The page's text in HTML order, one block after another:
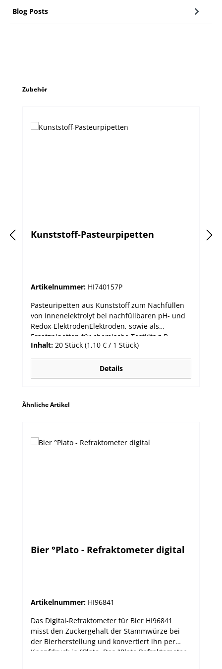
Blog Posts
Produktgalerie überspringen
Zubehör
Kunststoff-Pasteurpipetten
Artikelnummer: HI740157P
Pasteuripetten aus Kunststoff zum Nachfüllen
von Innenelektrolyt bei nachfüllbaren pH- und
Redox-ElektrodenElektroden, sowie als
Ersatzpipetten für chemische Testkits z.B.
Glykoltestkit HI3859 Packung mit 20 Stück.
Inhalt: 20 Stück (1,10 € / 1 Stück)
Details
Produktgalerie überspringen
Ähnliche Artikel
Bier °Plato - Refraktometer digital
Artikelnummer: HI96841
Das Digital-Refraktometer für Bier HI96841
misst den Zuckergehalt der Stammwürze bei
der Bierherstellung und konvertiert ihn per
Knopfdruck in °Plato. Das °Plato Refraktometer